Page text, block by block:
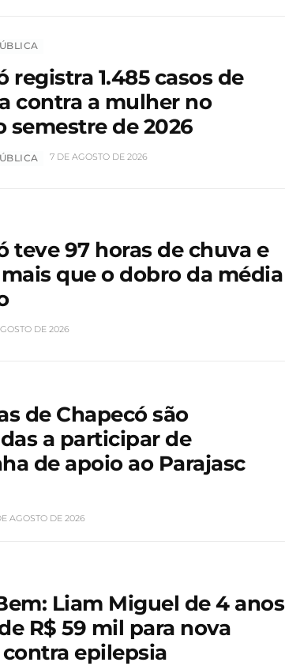
registra 1.485 casos de
contra a mulher no
semestre de 2026
7 DE AGOSTO DE 2026
teve 97 horas de chuva e
que o dobro da média
DE 2026
de Chapecó são
a participar de
de apoio ao Parajasc
AGOSTO DE 2026
Liam Miguel de 4 anos
R$ 59 mil para nova
epilepsia